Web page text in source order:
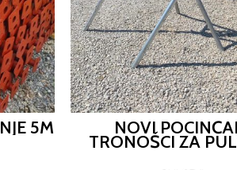
5M NOVI
TRONOŠCI ZA